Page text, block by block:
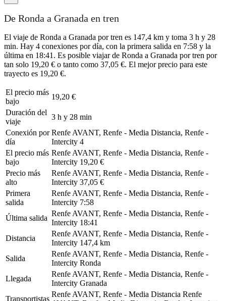
De Ronda a Granada en tren
El viaje de Ronda a Granada por tren es 147,4 km y toma 3 h y 28
min. Hay 4 conexiones por día, con la primera salida en 7:58 y la
última en 18:41. Es posible viajar de Ronda a Granada por tren por
tan solo 19,20 € o tanto como 37,05 €. El mejor precio para este
trayecto es 19,20 €.
El precio más
bajo
19,20 €
Duración del
viaje
3 h y 28 min
Conexión por
día
Renfe AVANT, Renfe - Media Distancia, Renfe -
Intercity 4
El precio más
bajo
Renfe AVANT, Renfe - Media Distancia, Renfe -
Intercity 19,20 €
Precio más
alto
Renfe AVANT, Renfe - Media Distancia, Renfe -
Intercity 37,05 €
Primera
salida
Renfe AVANT, Renfe - Media Distancia, Renfe -
Intercity 7:58
Última salida
Renfe AVANT, Renfe - Media Distancia, Renfe -
Intercity 18:41
Distancia
Renfe AVANT, Renfe - Media Distancia, Renfe -
Intercity 147,4 km
Salida
Renfe AVANT, Renfe - Media Distancia, Renfe -
Intercity Ronda
Llegada
Renfe AVANT, Renfe - Media Distancia, Renfe -
Intercity Granada
Transportistas
Renfe AVANT, Renfe - Media Distancia Renfe